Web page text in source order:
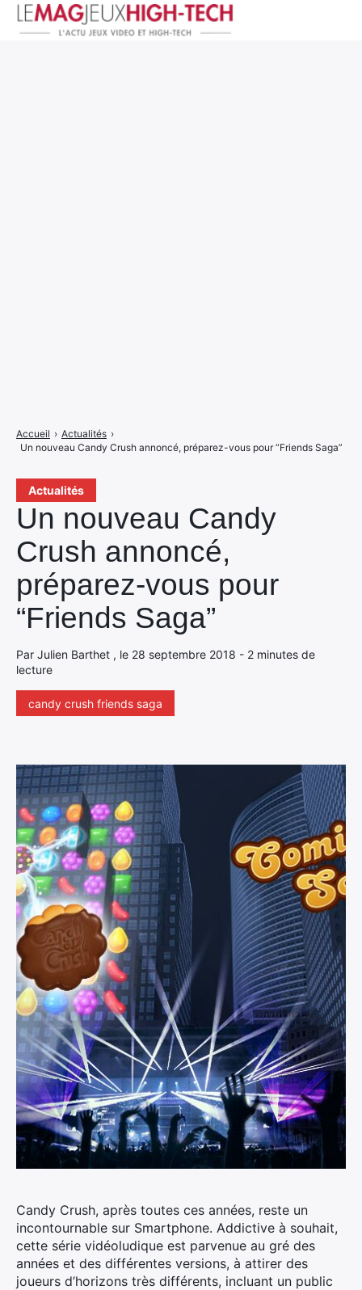
Actualités
Un nouveau Candy
Crush annoncé,
préparez-vous pour
“Friends Saga”
Par Julien Barthet , le 28 septembre 2018 - 2 minutes de
lecture
candy crush friends saga
Accueil › Actualités ›
Un nouveau Candy Crush annoncé, préparez-vous pour “Friends Saga”
Candy Crush, après toutes ces années, reste un
incontournable sur Smartphone. Addictive à souhait,
cette série vidéoludique est parvenue au gré des
années et des différentes versions, à attirer des
joueurs d’horizons très différents, incluant un public